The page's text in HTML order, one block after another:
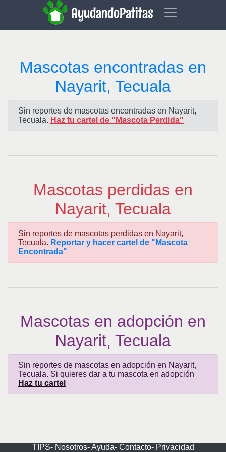
AyudandoPatitas
Mascotas encontradas en
Nayarit, Tecuala
Sin reportes de mascotas encontradas en Nayarit,
Tecuala. Haz tu cartel de "Mascota Perdida"
Mascotas perdidas en
Nayarit, Tecuala
Sin reportes de mascotas perdidas en Nayarit,
Tecuala. Reportar y hacer cartel de "Mascota
Encontrada"
Mascotas en adopción en
Nayarit, Tecuala
Sin reportes de mascotas en adopción en Nayarit,
Tecuala. Si quieres dar a tu mascota en adopción
Haz tu cartel
TIPS- Nosotros-Ayuda- Contacto- Privacidad